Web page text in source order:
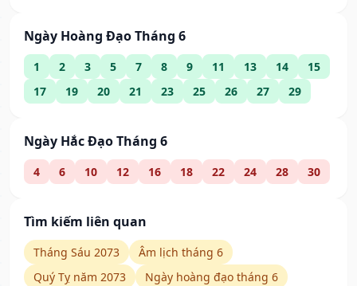
Ngày Hoàng Đạo Tháng 6
1 2 3 5 7 8 9 11 13 14
15
17
19 20 21 23 25 26 27 29
Ngày Hắc Đạo Tháng 6
4 6 10 12 16 18 22 24 28 30
Tìm kiếm liên quan
Tháng Sáu 2073
Âm lịch tháng 6
Quý Tỵ năm 2073
Ngày hoàng đạo tháng 6